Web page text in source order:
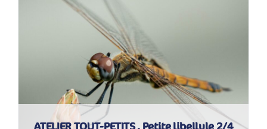
ATELIER TOUT-PETITS . Petite libellule 2/4